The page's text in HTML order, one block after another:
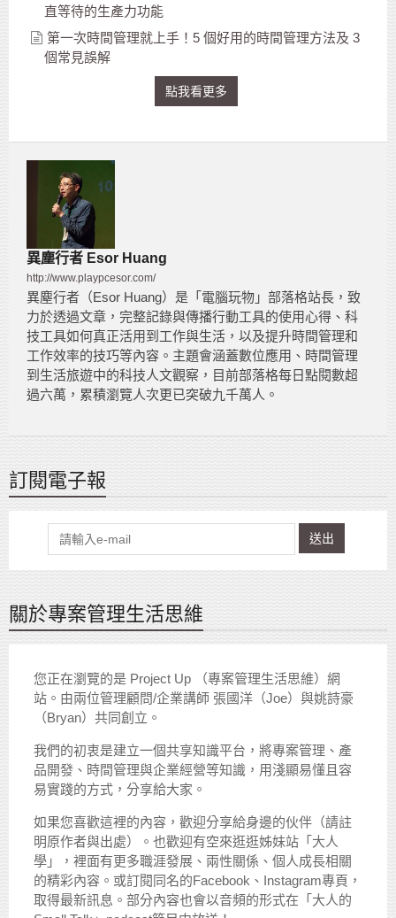
直等待的生產力功能
第一次時間管理就上手！5 個好用的時間管理方法及 3
個常見誤解
點我看更多
異塵行者 Esor Huang
http://www.playpcesor.com/
異塵行者（Esor Huang）是「電腦玩物」部落格站長，致
力於透過文章，完整記錄與傳播行動工具的使用心得、科
技工具如何真正活用到工作與生活，以及提升時間管理和
工作效率的技巧等內容。主題會涵蓋數位應用、時間管理
到生活旅遊中的科技人文觀察，目前部落格每日點閱數超
過六萬，累積瀏覽人次更已突破九千萬人。
訂閱電子報
送出
關於專案管理生活思維
您正在瀏覽的是 Project Up （專案管理生活思維）網
站。由兩位管理顧問/企業講師 張國洋（Joe）與姚詩豪
（Bryan）共同創立。
我們的初衷是建立一個共享知識平台，將專案管理、產
品開發、時間管理與企業經營等知識，用淺顯易懂且容
易實踐的方式，分享給大家。
如果您喜歡這裡的內容，歡迎分享給身邊的伙伴（請註
明原作者與出處）。也歡迎有空來逛逛姊妹站「大人
學」，裡面有更多職涯發展、兩性關係、個人成長相關
的精彩內容。或訂閱同名的Facebook、Instagram專頁，
取得最新訊息。部分內容也會以音頻的形式在「大人的